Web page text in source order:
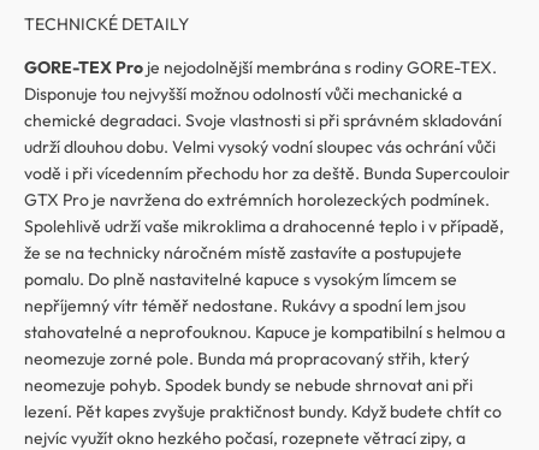
TECHNICKÉ DETAILY
GORE-TEX Pro je nejodolnější membrána s rodiny GORE-TEX.
Disponuje tou nejvyšší možnou odolností vůči mechanické a
chemické degradaci. Svoje vlastnosti si při správném skladování
udrží dlouhou dobu. Velmi vysoký vodní sloupec vás ochrání vůči
vodě i při vícedenním přechodu hor za deště. Bunda Supercouloir
GTX Pro je navržena do extrémních horolezeckých podmínek.
Spolehlivě udrží vaše mikroklima a drahocenné teplo i v případě,
že se na technicky náročném místě zastavíte a postupujete
pomalu. Do plně nastavitelné kapuce s vysokým límcem se
nepříjemný vítr téměř nedostane. Rukávy a spodní lem jsou
stahovatelné a neprofouknou. Kapuce je kompatibilní s helmou a
neomezuje zorné pole. Bunda má propracovaný střih, který
neomezuje pohyb. Spodek bundy se nebude shrnovat ani při
lezení. Pět kapes zvyšuje praktičnost bundy. Když budete chtít co
nejvíc využít okno hezkého počasí, rozepnete větrací zipy, a